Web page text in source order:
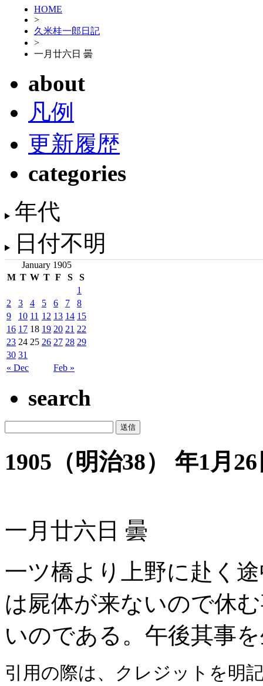
HOME
>
久米桂一郎日記
>
一月廿六日 曇
about
凡例
更新履歴
categories
年代
日付不明
January 1905
M T W T F S S
« Dec Feb »
1
2
3 4 5 6 7
8
9
10 11 12 13 14 15
16 17 18 19 20 21 22
23 24 25 26 27 28 29
30 31
search
1905（明治38） 年1月
一月廿六日 曇
一ツ橋より上野に赴く
は屍体が来ないので休
いのである。午後其事
引用の際は、クレジットを明